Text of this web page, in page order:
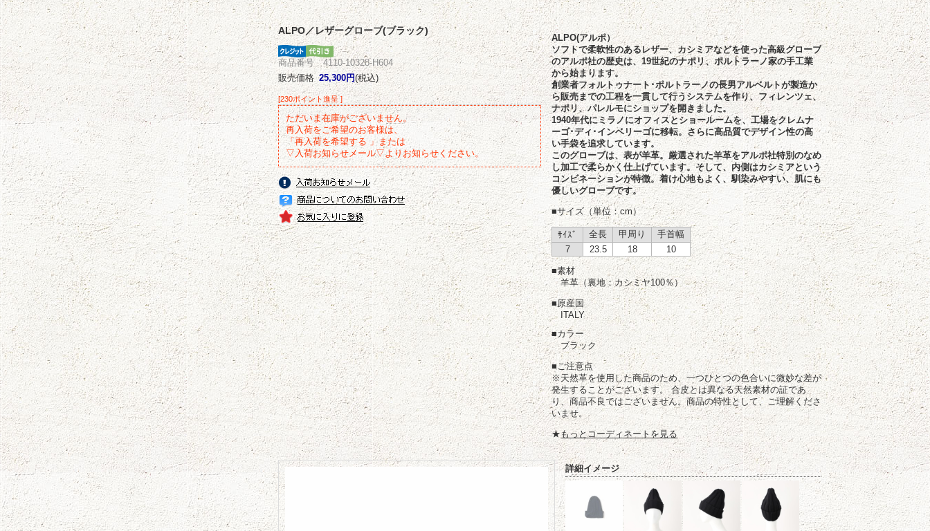
ALPO(アルポ）
ソフトで柔軟性のあるレザー、カシミアなどを使った高級グローブ
のアルポ社の歴史は、19世紀のナポリ、ポルトラーノ家の手工業
から始まります。
創業者フォルトゥナート･ポルトラーノの長男アルベルトが製造か
ら販売までの工程を一貫して行うシステムを作り、フィレンツェ、
ナポリ、パレルモにショップを開きました。
1940年代にミラノにオフィスとショールームを、工場をクレムナ
ーゴ･ディ･インベリーゴに移転。さらに高品質でデザイン性の高
い手袋を追求しています。
このグローブは、表が羊革。厳選された羊革をアルポ社特別のなめ
し加工で柔らかく仕上げています。そして、内側はカシミアという
コンビネーションが特徴。着け心地もよく、馴染みやすい、肌にも
優しいグローブです。
■サイズ（単位：cm）
ｻｲｽﾞ 全長 甲周り
手首幅
7
23.5 18 10
■素材
羊革（裏地：カシミヤ100％）
■原産国
ITALY
■カラー
ブラック
■ご注意点
※天然革を使用した商品のため、一つひとつの色合いに微妙な差が
発生することがございます。 合皮とは異なる天然素材の証であ
り、商品不良ではございません。商品の特性として、ご理解くださ
いませ。
★もっとコーディネートを見る
ALPO／レザーグローブ(ブラック)
商品番号 4110-10328-H604
販売価格 25,300円(税込)
[230ポイント進呈 ]
ただいま在庫がございません。
再入荷をご希望のお客様は、
「再入荷を希望する 」または
▽入荷お知らせメール▽よりお知らせください。
詳細イメージ